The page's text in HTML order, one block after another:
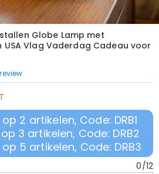
Globe Lamp met
USA Vlag Vaderdag Cadeau voor
2 artikelen, Code: DRB1
3 artikelen, Code: DRB2
5 artikelen, Code: DRB3
0/12